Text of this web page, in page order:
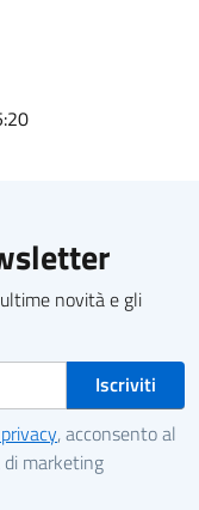
novità e gli
, acconsento al
marketing